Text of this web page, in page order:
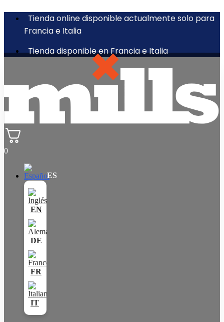
Tienda online disponible actualmente solo para
Francia e Italia
Tienda disponible en Francia e Italia
0